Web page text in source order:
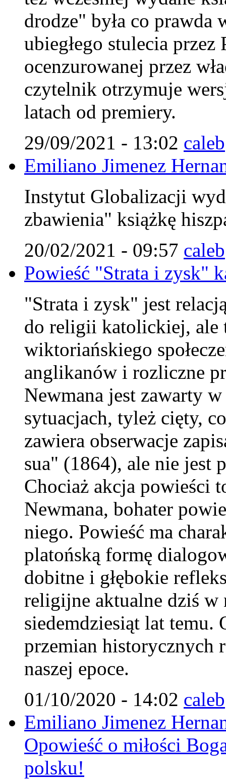
drodze" była co prawda
ubiegłego stulecia
ocenzurowanej przez
czytelnik otrzymuje
latach od premiery.
29/09/2021 - 13:02 caleb
Emiliano Jimenez
Instytut Globalizacji
zbawienia" książkę
20/02/2021 - 09:57 caleb
Powieść "Strata i zysk"
"Strata i zysk" jest
do religii katolickiej, ale
wiktoriańskiego
anglikanów i rozliczne
Newmana jest zawarty
sytuacjach, tyleż cięty,
zawiera obserwacje
sua" (1864), ale nie jest
Chociaż akcja powieści
Newmana, bohater
niego. Powieść ma
platońską formę
dobitne i głębokie
religijne aktualne dziś
siedemdziesiąt lat
przemian historycznych
naszej epoce.
01/10/2020 - 14:02 caleb
Emiliano Jimenez
Opowieść o miłości
polsku!